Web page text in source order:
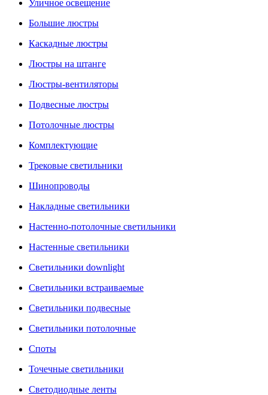
Уличное освещение
Большие люстры
Каскадные люстры
Люстры на штанге
Люстры-вентиляторы
Подвесные люстры
Потолочные люстры
Комплектующие
Трековые светильники
Шинопроводы
Накладные светильники
Настенно-потолочные светильники
Настенные светильники
Светильники downlight
Светильники встраиваемые
Светильники подвесные
Светильники потолочные
Споты
Точечные светильники
Светодиодные ленты